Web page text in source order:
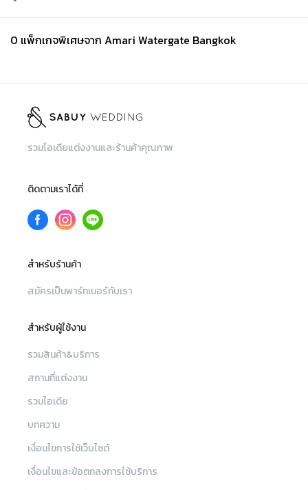
อะไร เขาก็จัดให้หมด สถานที่รองรับ
แขกได้เยอะ งานเรา 650 คนสบายๆ
0 แพ็กเกจพิเศษจาก Amari Watergate Bangkok
รวมไอเดียแต่งงานและร้านค้าคุณภาพ
ติดตามเราได้ที่
สำหรับร้านค้า
สมัครเป็นพาร์ทเนอร์กับเรา
สำหรับผู้ใช้งาน
รวมสินค้า&บริการ
สถานที่แต่งงาน
รวมไอเดีย
บทความ
เงื่อนไขการใช้เว็บไซต์
เงื่อนไขและข้อตกลงการใช้บริการ